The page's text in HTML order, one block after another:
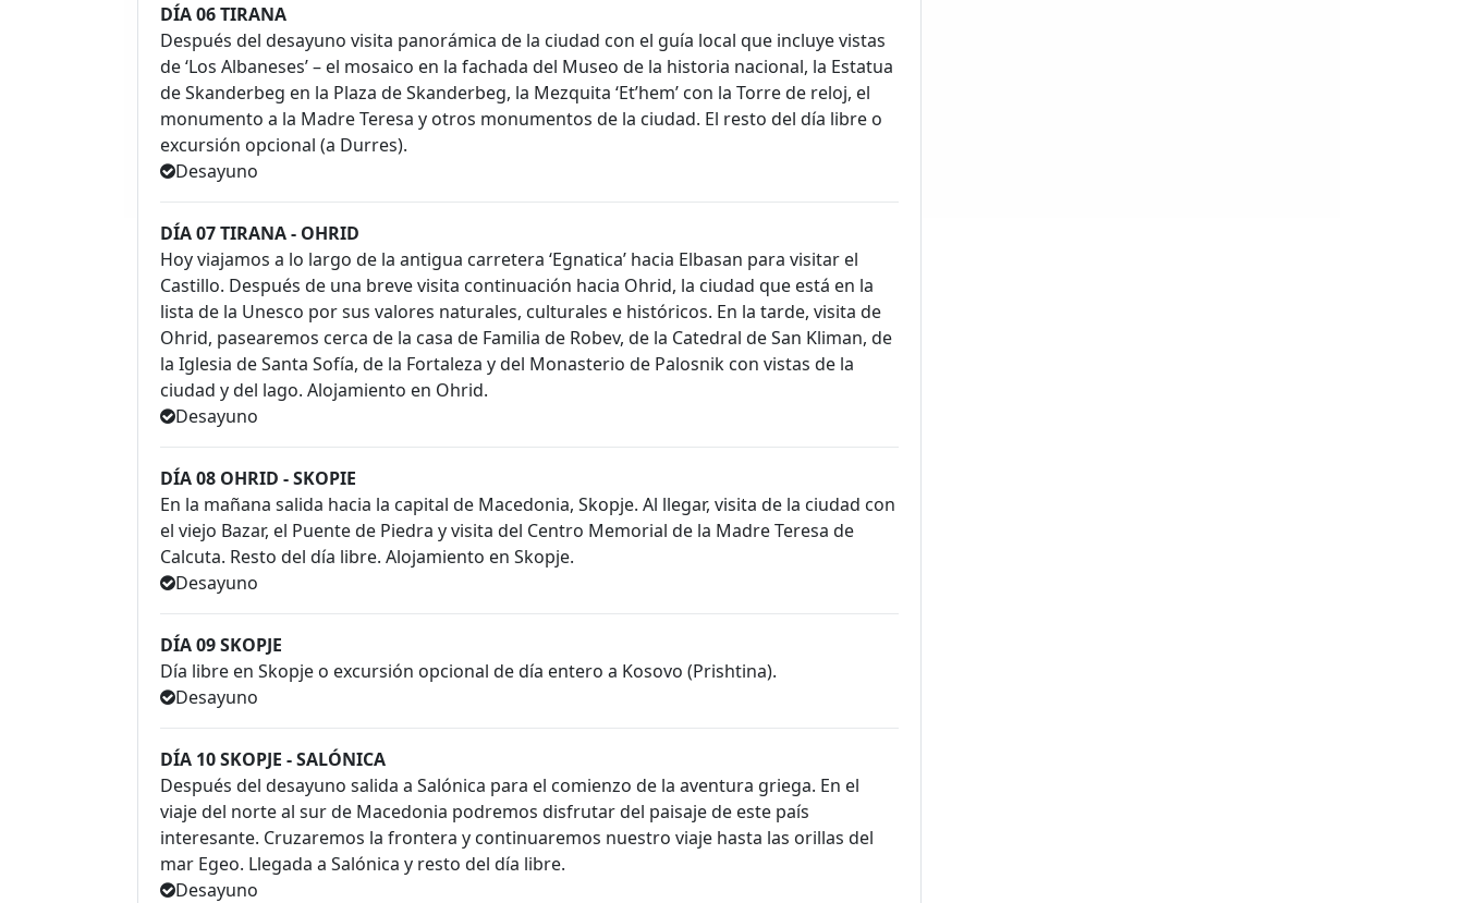
DÍA 06 TIRANA
Después del desayuno visita panorámica de la ciudad con el guía local que incluye vistas
de ‘Los Albaneses’ – el mosaico en la fachada del Museo de la historia nacional, la Estatua
de Skanderbeg en la Plaza de Skanderbeg, la Mezquita ‘Et’hem’ con la Torre de reloj, el
monumento a la Madre Teresa y otros monumentos de la ciudad. El resto del día libre o
excursión opcional (a Durres).
Desayuno
DÍA 07 TIRANA - OHRID
Hoy viajamos a lo largo de la antigua carretera ‘Egnatica’ hacia Elbasan para visitar el
Castillo. Después de una breve visita continuación hacia Ohrid, la ciudad que está en la
lista de la Unesco por sus valores naturales, culturales e históricos. En la tarde, visita de
Ohrid, pasearemos cerca de la casa de Familia de Robev, de la Catedral de San Kliman, de
la Iglesia de Santa Sofía, de la Fortaleza y del Monasterio de Palosnik con vistas de la
ciudad y del lago. Alojamiento en Ohrid.
Desayuno
DÍA 08 OHRID - SKOPIE
En la mañana salida hacia la capital de Macedonia, Skopje. Al llegar, visita de la ciudad con
el viejo Bazar, el Puente de Piedra y visita del Centro Memorial de la Madre Teresa de
Calcuta. Resto del día libre. Alojamiento en Skopje.
Desayuno
DÍA 09 SKOPJE
Día libre en Skopje o excursión opcional de día entero a Kosovo (Prishtina).
Desayuno
DÍA 10 SKOPJE - SALÓNICA
Después del desayuno salida a Salónica para el comienzo de la aventura griega. En el
viaje del norte al sur de Macedonia podremos disfrutar del paisaje de este país
interesante. Cruzaremos la frontera y continuaremos nuestro viaje hasta las orillas del
mar Egeo. Llegada a Salónica y resto del día libre.
Desayuno